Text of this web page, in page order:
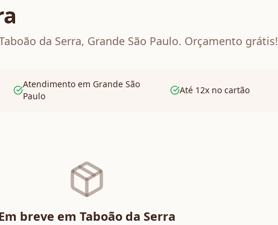
da Serra, Grande São Paulo. Orçamento grátis!
Atendimento em Grande São
Paulo
Até 12x no cartão
breve em Taboão da Serra